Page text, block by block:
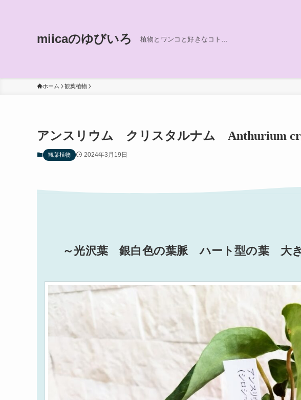
miicaのゆびいろ 植物とワンコと好きなコト…
ホーム 観葉植物
アンスリウム クリスタルナム Anthurium
観葉植物 2024年3月19日
～光沢葉 銀白色の葉脈 ハート型の葉 大き